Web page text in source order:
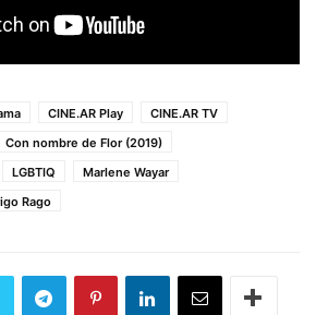
CINE.AR Play
CINE.AR TV
Con nombre de Flor (2019)
LGBTIQ
Marlene Wayar
Rago